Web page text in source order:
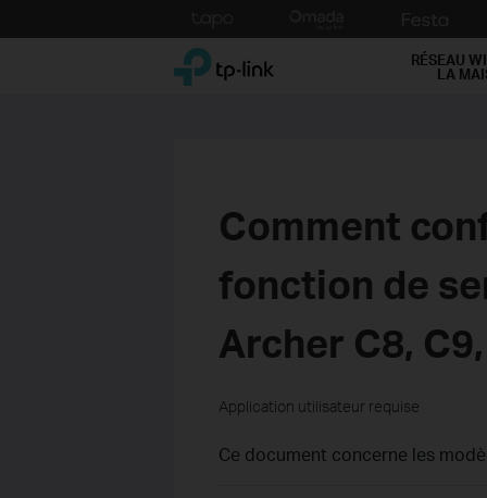
to
TP-Link, Reliably Smart RÉSEAU
LA
Comment
fonction de
Archer C8,
Application utilisateur requise
Ce document concerne les